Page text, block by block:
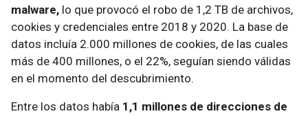
malware, lo que provocó el robo de 1,2 TB de archivos,
cookies y credenciales entre 2018 y 2020. La base de
datos incluía 2.000 millones de cookies, de las cuales
más de 400 millones, o el 22%, seguían siendo válidas
en el momento del descubrimiento.
Entre los datos había 1,1 millones de direcciones de